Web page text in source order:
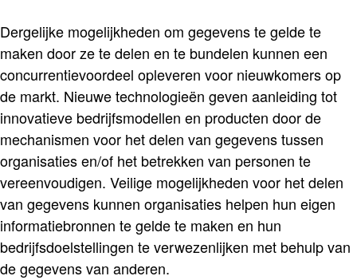
Dergelijke mogelijkheden om gegevens te gelde te
maken door ze te delen en te bundelen kunnen een
concurrentievoordeel opleveren voor nieuwkomers op
de markt. Nieuwe technologieën geven aanleiding tot
innovatieve bedrijfsmodellen en producten door de
mechanismen voor het delen van gegevens tussen
organisaties en/of het betrekken van personen te
vereenvoudigen. Veilige mogelijkheden voor het delen
van gegevens kunnen organisaties helpen hun eigen
informatiebronnen te gelde te maken en hun
bedrijfsdoelstellingen te verwezenlijken met behulp van
de gegevens van anderen.